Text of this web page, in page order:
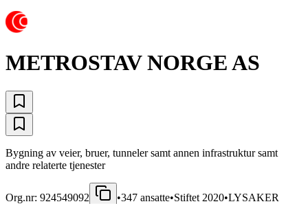
METROSTAV NORGE AS
Bygning av veier, bruer, tunneler samt annen infrastruktur samt
andre relaterte tjenester
Org.nr: 924549092 •347 ansatte•Stiftet 2020•LYSAKER